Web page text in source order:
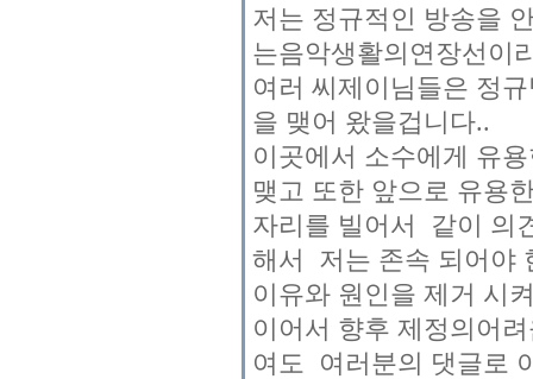
저는 정규적인 방송을
는음악생활의연장선이
여러 씨제이님들은 정
을 맺어 왔을겁니다..
이곳에서 소수에게 유
맺고 또한 앞으로 유용
자리를 빌어서 같이 의
해서 저는 존속 되어야
이유와 원인을 제거 시
이어서 향후 제정의어
여도 여러분의 댓글로